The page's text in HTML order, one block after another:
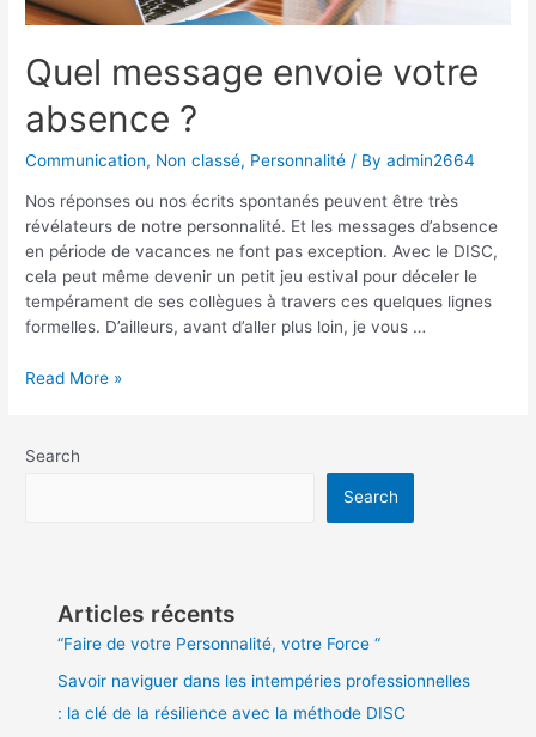
Quel message envoie votre
absence ?
Communication, Non classé, Personnalité / Byadmin2664
Nos réponses ou nos écrits spontanés peuvent être très
révélateurs de notre personnalité. Et les messages d’absence
en période de vacances ne font pas exception. Avec le DISC,
cela peut même devenir un petit jeu estival pour déceler le
tempérament de ses collègues à travers ces quelques lignes
formelles. D’ailleurs, avant d’aller plus loin, je vous …
Quel
votre
Read More »
Search
Search
Articles récents
“Faire de votre Personnalité, votre Force “
Savoir naviguer dans les intempéries professionnelles
: la clé de la résilience avec la méthode DISC